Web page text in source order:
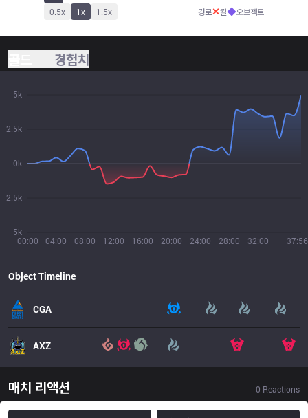
0.5x 1x 1.5x 경로✕킬◆오브젝트
경험치
00:00 04:00 08:00 12:00 16:00 20:00 24:00 28:00 32:00 37:56
5k
2.5k
0k
2.5k
5k
Object Timeline
CGA
AXZ
매치 리액션 0 Reactions